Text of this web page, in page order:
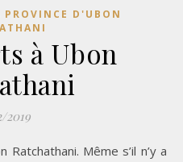
PROVINCE D'UBON
à Ubon
2019